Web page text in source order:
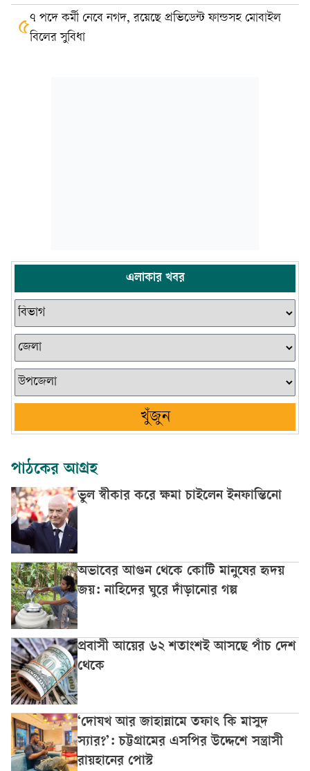
৫৭ পদে কর্মী নেবে নগদ, রয়েছে প্রভিডেন্ট ফান্ডসহ মোবাইল
বিলের সুবিধা
এলাকার খবর
খুঁজুন
পাঠকের আগ্রহ
ভুল স্বীকার করে ক্ষমা চাইলেন ইনফান্তিনো
অভাবের আগুন থেকে কোটি মানুষের হৃদয়
জয়: নাহিদের ঘুরে দাঁড়ানোর গল্প
প্রবাসী আয়ের ৬২ শতাংশই আসছে পাঁচ দেশ
থেকে
‘দোযখ আর জাহান্নামে তফাৎ কি মাসুদ
স্যার?’: চট্টগ্রামের এসপির উদ্দেশে সন্ত্রাসী
রায়হানের পোস্ট